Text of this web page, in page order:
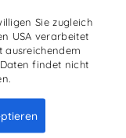
Sie zugleich
USA verarbeitet
ausreichendem
findet nicht